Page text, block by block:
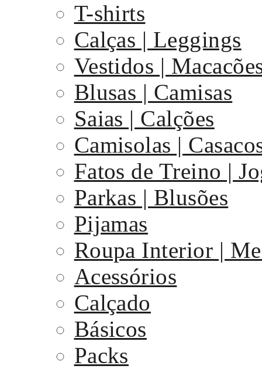
T-shirts
Calças | Leggings
Vestidos |
Blusas | Camisas
Saias | Calções
Camisolas |
Fatos de Treino |
Parkas | Blusões
Pijamas
Roupa Interior |
Acessórios
Calçado
Básicos
Packs